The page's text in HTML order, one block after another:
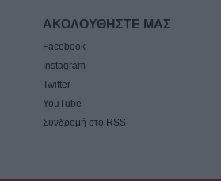
ΑΚΟΛΟΥΘΗΣΤΕ ΜΑΣ
Facebook
Instagram
Twitter
YouTube
Συνδρομή στο RSS